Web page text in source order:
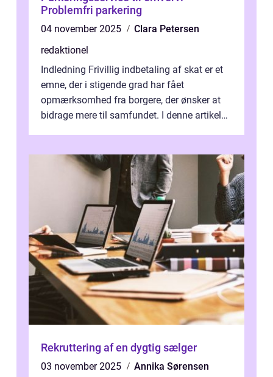
Problemfri parkering
04 november 2025
Clara Petersen
redaktionel
Indledning Frivillig indbetaling af skat er et
emne, der i stigende grad har fået
opmærksomhed fra borgere, der ønsker at
bidrage mere til samfundet. I denne artikel
Rekruttering af en dygtig sælger
03 november 2025
Annika Sørensen